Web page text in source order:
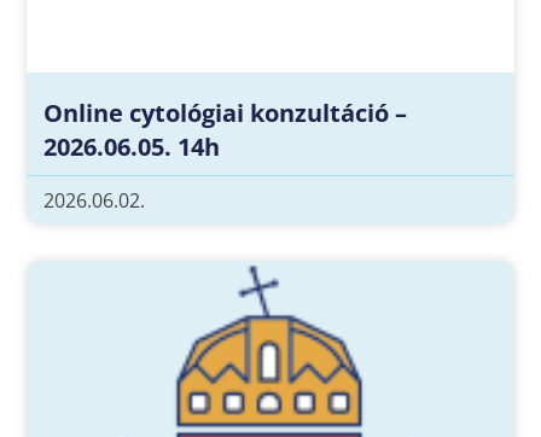
Online cytológiai konzultáció –
2026.06.05. 14h
2026.06.02.